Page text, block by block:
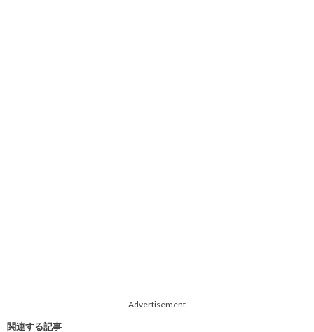
Advertisement
関連する記事